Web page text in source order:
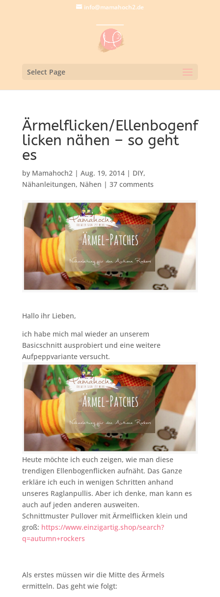
info@mamahoch2.de
Select Page
Ärmelflicken/Ellenbogenf
licken nähen – so geht
es
by Mamahoch2| Aug. 19, 2014| DIY,
Nähanleitungen, Nähen | 37 comments
Hallo ihr Lieben,
ich habe mich mal wieder an unserem
Basicschnitt ausprobiert und eine weitere
Aufpeppvariante versucht.
Heute möchte ich euch zeigen, wie man diese
trendigen Ellenbogenflicken aufnäht. Das Ganze
erkläre ich euch in wenigen Schritten anhand
unseres Raglanpullis. Aber ich denke, man kann es
auch auf jeden anderen ausweiten.
Schnittmuster Pullover mit Ärmelflicken klein und
groß: https://www.einzigartig.shop/search?
q=autumn+rockers
Als erstes müssen wir die Mitte des Ärmels
ermitteln. Das geht wie folgt: